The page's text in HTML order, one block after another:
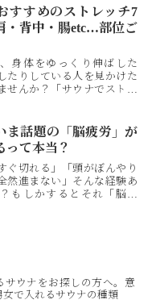
にサウナに入れたり、サウ
きたり……。サウナ好きに
メリットが大きいんです。
、サウナにまつわる資格を
。実際に資格を所有する筆
リットもあわせてお伝えす
を取得するか迷っている方
すすめのストレッチ7
・背中・腸etc…部位ご
身体をゆっくり伸ばした
たりしている人を見かけた
せんか？「サウナでストレ
つ方も多いかもしれませ
では、サウナでストレッチ
得られる効果と、実際にお
レッチ方法7選をわかりやす
す！
ま話題の「脳疲労」が
って本当？
ぐ切れる」「頭がぼんやり
然進まない」そんな経験あ
もしかするとそれ「脳疲
疲労」がリセットできると
んです。今回は、サウナと
サウナをお探しの方へ。意
女で入れるサウナの種類